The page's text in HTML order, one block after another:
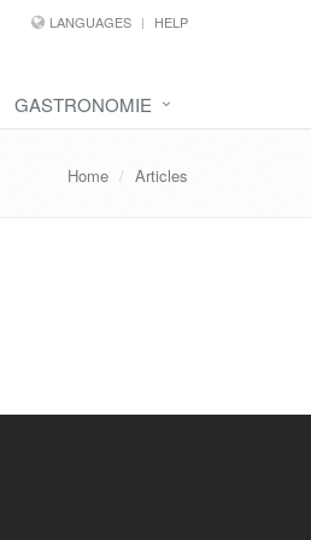
LANGUAGES HELP
GASTRONOMIE
Home Articles